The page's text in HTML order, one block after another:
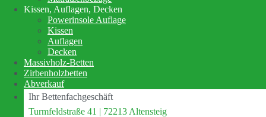
Kissen, Auflagen, Decken
Powerinsole Auflage
Kissen
Auflagen
Decken
Massivholz-Betten
Zirbenholzbetten
Abverkauf
Ihr Bettenfachgeschäft
Turmfeldstraße 41 | 72213 Altensteig
und Betten
Ihre Schlafberatung
Schlafsystem Relax 2000
Matratzen aus reinem Naturlatex